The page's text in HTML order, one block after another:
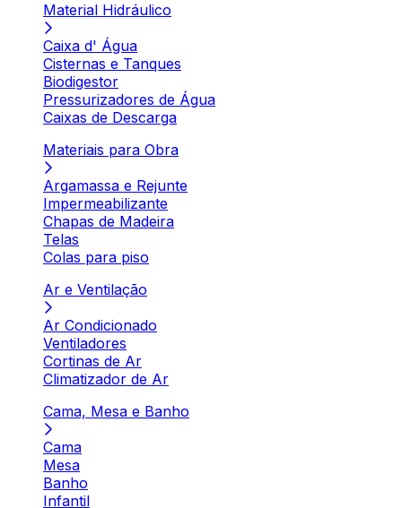
Material Hidráulico
Caixa d' Água
Cisternas e Tanques
Biodigestor
Pressurizadores de Água
Caixas de Descarga
Materiais para Obra
Argamassa e Rejunte
Impermeabilizante
Chapas de Madeira
Telas
Colas para piso
Ar e Ventilação
Ar Condicionado
Ventiladores
Cortinas de Ar
Climatizador de Ar
Cama, Mesa e Banho
Cama
Mesa
Banho
Infantil